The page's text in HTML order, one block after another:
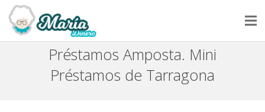
SOLICITAR UN PRÉSTAMO
Préstamos Amposta. Mini
Préstamos de Tarragona